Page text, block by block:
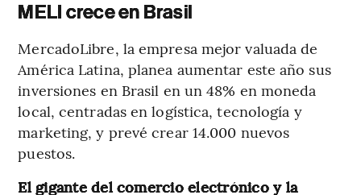
MELI crece en Brasil
MercadoLibre, la empresa mejor valuada de
América Latina, planea aumentar este año sus
inversiones en Brasil en un 48% en moneda
local, centradas en logística, tecnología y
marketing, y prevé crear 14.000 nuevos
puestos.
El gigante del comercio electrónico y la